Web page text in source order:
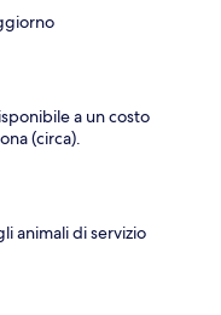
a un costo
(circa).
animali di servizio